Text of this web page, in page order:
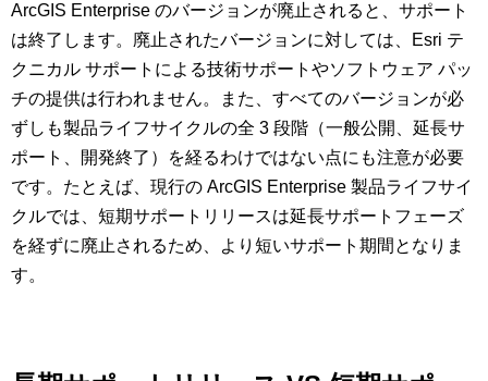
ArcGIS Enterprise のバージョンが廃止されると、サポート
は終了します。廃止されたバージョンに対しては、Esri テ
クニカル サポートによる技術サポートやソフトウェア パッ
チの提供は行われません。また、すべてのバージョンが必
ずしも製品ライフサイクルの全 3 段階（一般公開、延長サ
ポート、開発終了）を経るわけではない点にも注意が必要
です。たとえば、現行の ArcGIS Enterprise 製品ライフサイ
クルでは、短期サポートリリースは延長サポートフェーズ
を経ずに廃止されるため、より短いサポート期間となりま
す。